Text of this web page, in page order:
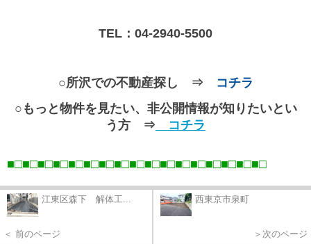
TEL： 04-2940-5500
○所沢での不動産探し ⇒
コチラ
○もっと物件を見たい、非公開情報が知りたいとい
う方 ⇒
コチラ
■□■□■□■□■□■□■□■□■□■□■□■□■□■□■□■□■□
江東区森下 解体工...
＜ 前のページ
西東京市泉町
＞次のページ